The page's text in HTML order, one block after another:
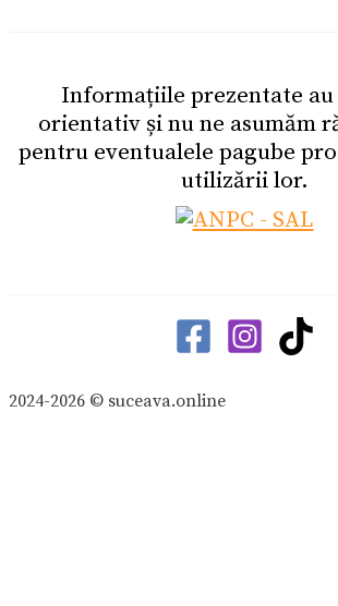
Informațiile prezentate
orientativ și nu ne asumăm
pentru eventualele pagube
utilizării lor.
2024-2026 © suceava.online